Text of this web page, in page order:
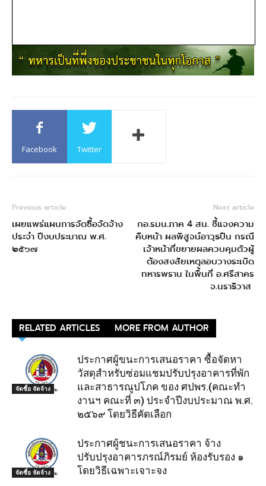
Facebook Twitter
Previous article
เผยแพร่แผนการจัดซื้อจัดจ้าง
ประจำ ปีงบประมาณ พ.ศ.
๒๕๖๗
Next article
กอ.รมน.ภาค 4 สน. ชี้แจงความ
คืบหน้า ผลพิสูจน์อาวุธปืน กรณี
เจ้าหน้าที่ขยายผลควบคุมตัวผู้
ต้องสงสัยเหตุลอบวางระเบิด
ทหารพราน ในพื้นที่ อ.ศรีสาคร
จ.นราธิวาส
RELATED ARTICLES MORE FROM AUTHOR
จัดซื้อ จัดจ้าง
ประกาศผู้ขนะการเสนอราคา ซื้อจัดหา
วัสดุสำหรับซ่อมแชมปรับปรุงอาคารที่พัก
และสาธารณูปโภค ของ ศปพร.(คณะทำ
งานฯ คณะที่ ๓) ประจำปีงบประมาณ พ.ศ.
๒๕๖๙ โดยวิธีคัดเลือก
จัดซื้อ จัดจ้าง
ประกาศผู้ชนะการเสนอราคา จ้าง
ปรับปรุงอาคารภรณ์ภิรมย์ ห้องรับรอง ๑
โดยวิธีเฉพาะเจาะจง